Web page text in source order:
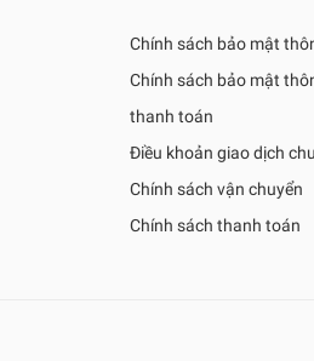
Chính sách bảo mật
Chính sách bảo mật
thanh toán
Điều khoản giao dịch
Chính sách vận chuyển
Chính sách thanh toán